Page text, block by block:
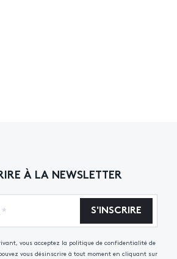
À LA NEWSLETTER
S'INSCRIRE
vous acceptez la politique de confidentialité de
vous désinscrire à tout moment en cliquant sur